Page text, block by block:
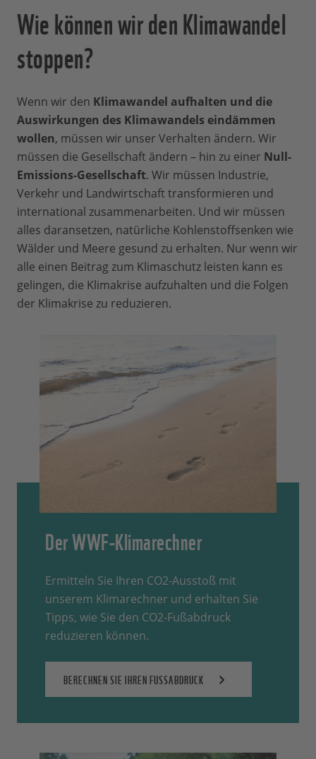
Wie können wir den Klimawandel
stoppen?
Wenn wir den Klimawandel aufhalten und die
Auswirkungen des Klimawandels eindämmen
wollen, müssen wir unser Verhalten ändern. Wir
müssen die Gesellschaft ändern – hin zu einer Null-
Emissions-Gesellschaft. Wir müssen Industrie,
Verkehr und Landwirtschaft transformieren und
international zusammenarbeiten. Und wir müssen
alles daransetzen, natürliche Kohlenstoffsenken wie
Wälder und Meere gesund zu erhalten. Nur wenn wir
alle einen Beitrag zum Klimaschutz leisten kann es
gelingen, die Klimakrise aufzuhalten und die Folgen
der Klimakrise zu reduzieren.
Der WWF-Klimarechner
Ermitteln Sie Ihren CO2-Ausstoß mit
unserem Klimarechner und erhalten Sie
Tipps, wie Sie den CO2-Fußabdruck
reduzieren können.
BERECHNEN SIE IHREN FUSSABDRUCK